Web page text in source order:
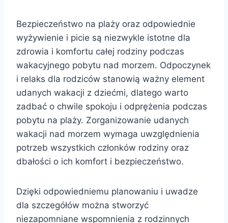
Bezpieczeństwo na plaży oraz odpowiednie
wyżywienie i picie są niezwykle istotne dla
zdrowia i komfortu całej rodziny podczas
wakacyjnego pobytu nad morzem. Odpoczynek
i relaks dla rodziców stanowią ważny element
udanych wakacji z dziećmi, dlatego warto
zadbać o chwile spokoju i odprężenia podczas
pobytu na plaży. Zorganizowanie udanych
wakacji nad morzem wymaga uwzględnienia
potrzeb wszystkich członków rodziny oraz
dbałości o ich komfort i bezpieczeństwo.
Dzięki odpowiedniemu planowaniu i uwadze
dla szczegółów można stworzyć
niezapomniane wspomnienia z rodzinnych